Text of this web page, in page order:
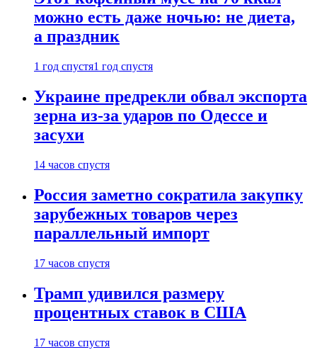
можно есть даже ночью: не диета,
а праздник
1 год спустя1 год спустя
Украине предрекли обвал экспорта
зерна из-за ударов по Одессе и
засухи
14 часов спустя
Россия заметно сократила закупку
зарубежных товаров через
параллельный импорт
17 часов спустя
Трамп удивился размеру
процентных ставок в США
17 часов спустя